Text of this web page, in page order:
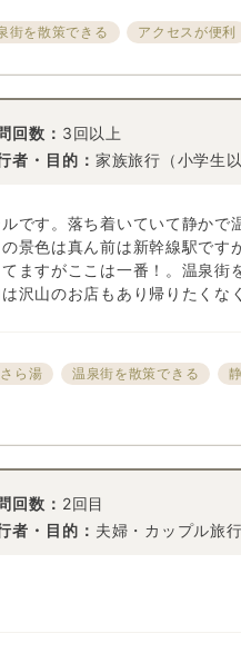
街を散策できる アクセスが便利
回数： 3回以上
者・目的： 家族旅行（小学生以
です。落ち着いていて静か
景色は真ん前は新幹線駅で
ますがここは一番！。温泉
沢山のお店もあり帰りたくな
ら湯 温泉街を散策できる
回数： 2回目
者・目的： 夫婦・カップル旅行